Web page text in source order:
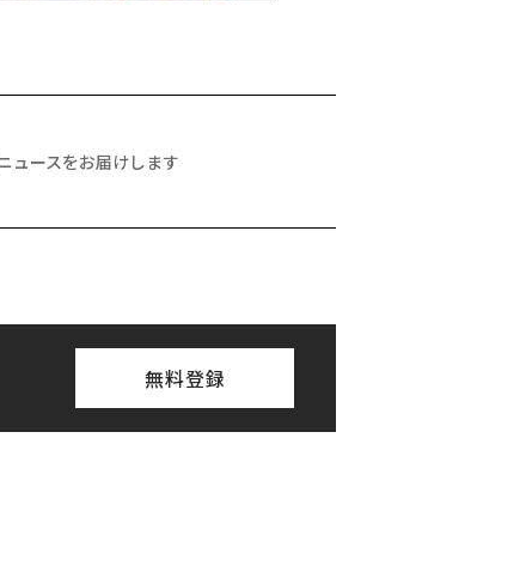
ュースをお届けします
無料登録